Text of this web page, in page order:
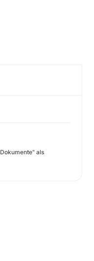
als